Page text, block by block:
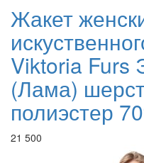
Жакет
Viktoria Furs
(Лама)
полиэстер
21 500